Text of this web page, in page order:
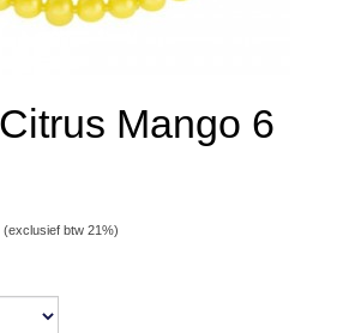
Mango 6
(exclusief btw 21%)